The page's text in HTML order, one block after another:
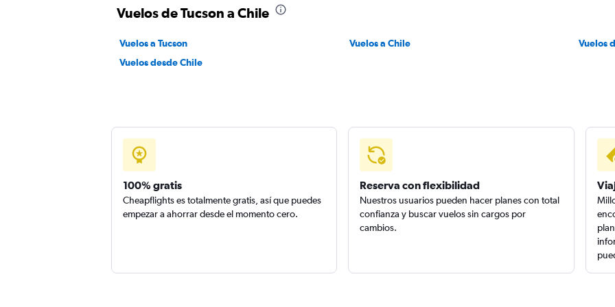
Vuelos de Tucson a Chile
Vuelos a Tucson Vuelos a Chile
Vuelos
Vuelos desde Chile
100% gratis
Cheapflights es totalmente gratis, así que puedes
empezar a ahorrar desde el momento cero.
Reserva con flexibilidad
Nuestros usuarios pueden hacer planes con total
confianza y buscar vuelos sin cargos por
cambios.